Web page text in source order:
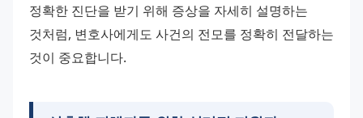
정확한 진단을 받기 위해 증상을 자세히 설명하는
것처럼, 변호사에게도 사건의 전모를 정확히 전달하는
것이 중요합니다.